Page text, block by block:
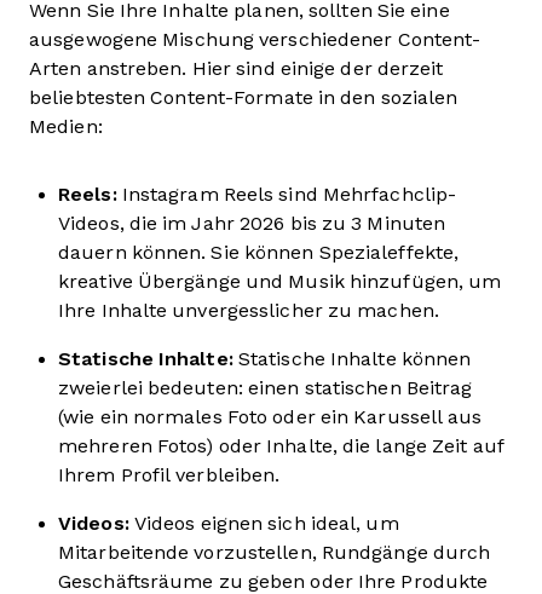
Wenn Sie Ihre Inhalte planen, sollten Sie eine
ausgewogene Mischung verschiedener Content-
Arten anstreben. Hier sind einige der derzeit
beliebtesten Content-Formate in den sozialen
Medien:
Reels: Instagram Reels sind Mehrfachclip-
Videos, die im Jahr 2026 bis zu 3 Minuten
dauern können. Sie können Spezialeffekte,
kreative Übergänge und Musik hinzufügen, um
Ihre Inhalte unvergesslicher zu machen.
Statische Inhalte:Statische Inhalte können
zweierlei bedeuten: einen statischen Beitrag
(wie ein normales Foto oder ein Karussell aus
mehreren Fotos) oder Inhalte, die lange Zeit auf
Ihrem Profil verbleiben.
Videos:Videos eignen sich ideal, um
Mitarbeitende vorzustellen, Rundgänge durch
Geschäftsräume zu geben oder Ihre Produkte